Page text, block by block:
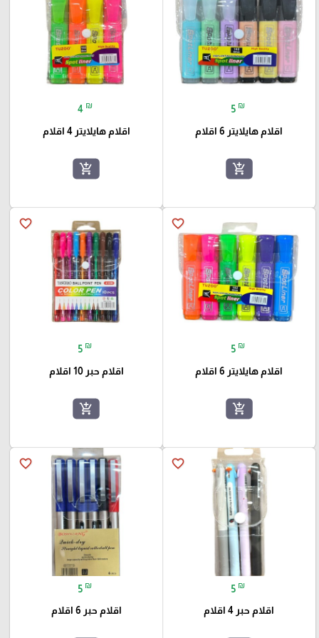
5 ₪
اقلام هايلايتر 6 اقلام
add_shopping_cart
4 ₪
اقلام هايلايتر 4 اقلام
add_shopping_cart
favorite_border
5 ₪
اقلام هايلايتر 6 اقلام
add_shopping_cart
favorite_border
5 ₪
اقلام حبر 10 اقلام
add_shopping_cart
favorite_border
5 ₪
اقلام حبر 4 اقلام
favorite_border
5 ₪
اقلام حبر 6 اقلام